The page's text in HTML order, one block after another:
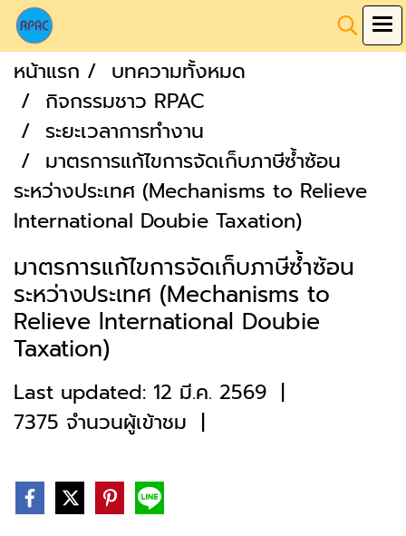
หน้าแรก
บทความทั้งหมด
กิจกรรมชาว RPAC
ระยะเวลาการทำงาน
มาตรการแก้ไขการจัดเก็บภาษีซ้ำซ้อน
ระหว่างประเทศ (Mechanisms to Relieve
lnternational Doubie Taxation)
มาตรการแก้ไขการจัดเก็บภาษีซ้ำซ้อน
ระหว่างประเทศ (Mechanisms to
Relieve lnternational Doubie
Taxation)
Last updated: 12 มี.ค. 2569 |
7375 จำนวนผู้เข้าชม |